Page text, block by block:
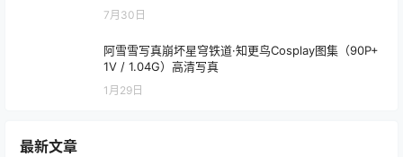
7月30日
阿雪雪写真崩坏星穹铁道·知更鸟Cosplay图集（90P+
1V / 1.04G）高清写真
1月29日
最新文章